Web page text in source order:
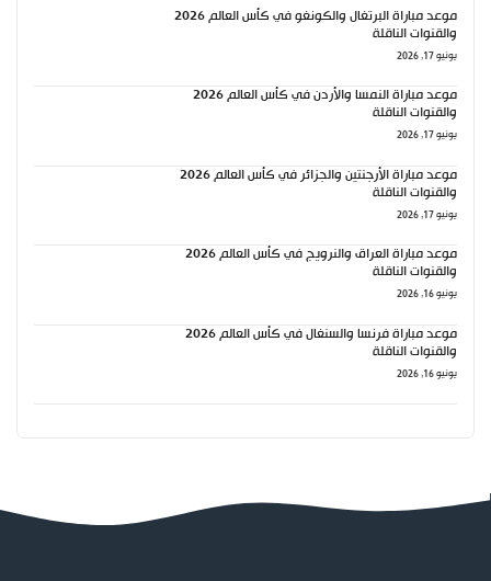
موعد مباراة البرتغال والكونغو في كأس العالم 2026
والقنوات الناقلة
يونيو 17, 2026
موعد مباراة النمسا والأردن في كأس العالم 2026
والقنوات الناقلة
يونيو 17, 2026
موعد مباراة الأرجنتين والجزائر في كأس العالم 2026
والقنوات الناقلة
يونيو 17, 2026
موعد مباراة العراق والنرويج في كأس العالم 2026
والقنوات الناقلة
يونيو 16, 2026
موعد مباراة فرنسا والسنغال في كأس العالم 2026
والقنوات الناقلة
يونيو 16, 2026